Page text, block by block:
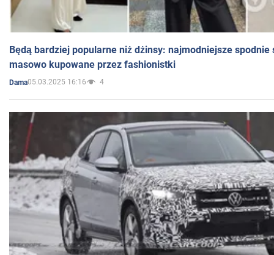
Będą bardziej popularne niż dżinsy: najmodniejsze spodnie
masowo kupowane przez fashionistki
Dama05.03.2025 16:16 4